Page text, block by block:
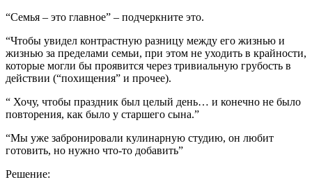
“Семья – это главное” – подчеркните это.
“Чтобы увидел контрастную разницу между его жизнью и
жизнью за пределами семьи, при этом не уходить в крайности,
которые могли бы проявится через тривиальную грубость в
действии (“похищения” и прочее).
“ Хочу, чтобы праздник был целый день… и конечно не было
повторения, как было у старшего сына.”
“Мы уже забронировали кулинарную студию, он любит
готовить, но нужно что-то добавить”
Решение: